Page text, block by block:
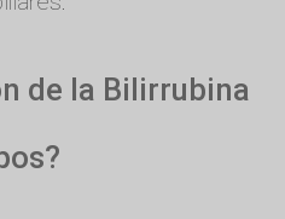
de la Bilirrubina